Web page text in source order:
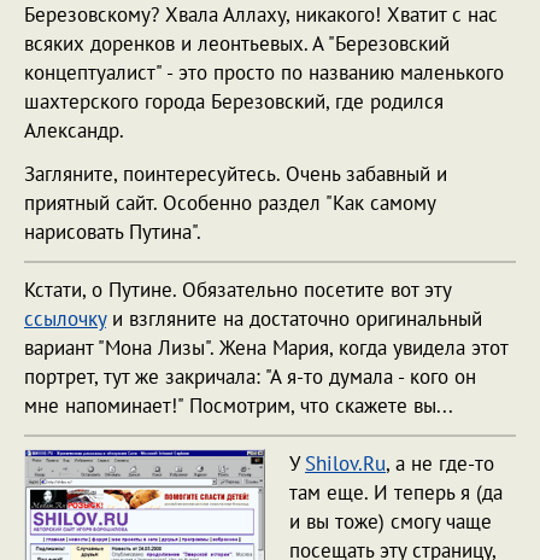
Березовскому? Хвала Аллаху, никакого! Хватит с нас
всяких доренков и леонтьевых. А "Березовский
концептуалист" - это просто по названию маленького
шахтерского города Березовский, где родился
Александр.
Загляните, поинтересуйтесь. Очень забавный и
приятный сайт. Особенно раздел "Как самому
нарисовать Путина".
Кстати, о Путине. Обязательно посетите вот эту
ссылочкуи взгляните на достаточно оригинальный
вариант "Мона Лизы". Жена Мария, когда увидела этот
портрет, тут же закричала: "А я-то думала - кого он
мне напоминает!" Посмотрим, что скажете вы...
УShilov.Ru, а не где-то
там еще. И теперь я (да
и вы тоже) смогу чаще
посещать эту страницу,